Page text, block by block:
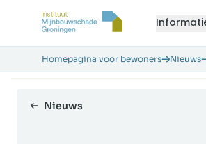
Homepagina voor bewoners Nieuws
Nieuws